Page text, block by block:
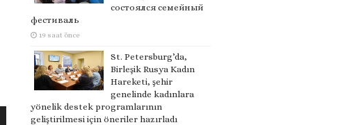
состоялся семейный
фестиваль
19 saat önce
St. Petersburg’da,
Birleşik Rusya Kadın
Hareketi, şehir
genelinde kadınlara
yönelik destek programlarının
geliştirilmesi için öneriler hazırladı